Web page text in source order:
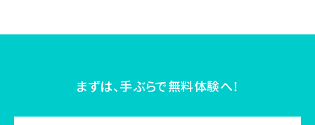
まずは、手ぶらで無料体験へ！